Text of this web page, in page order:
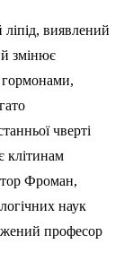
виявлений
змінює
гормонами,
чверті
клітинам
Фроман,
наук
професор